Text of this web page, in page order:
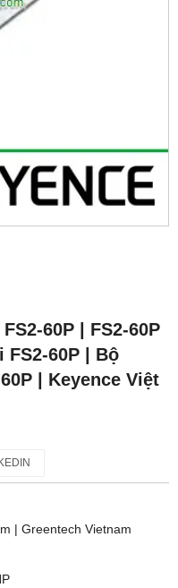
60P | FS2-60P
FS2-60P | Bộ
| Keyence Việt
| Greentech Vietnam